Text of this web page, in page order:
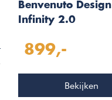
Benvenuto Design
Infinity 2.0
TV Meubel Set 228
899,-
Bekijken